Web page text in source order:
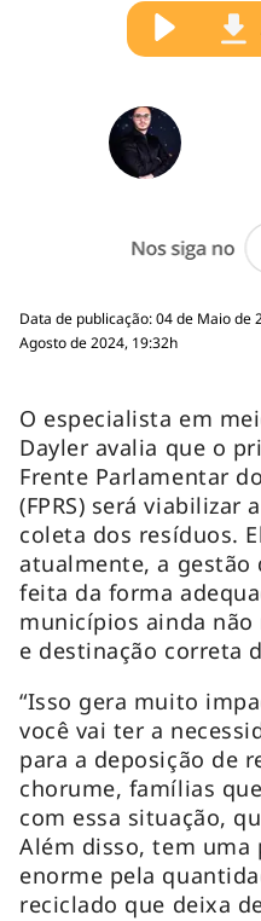
Data de publicação: 04 de Maio de
Agosto de 2024, 19:32h
O especialista em
Dayler avalia que o
Frente Parlamentar
(FPRS) será viabilizar
coleta dos resíduos.
atualmente, a gestão
feita da forma
municípios ainda não
e destinação correta
“Isso gera muito
você vai ter a
para a deposição de
chorume, famílias
com essa situação,
Além disso, tem uma
enorme pela
reciclado que deixa